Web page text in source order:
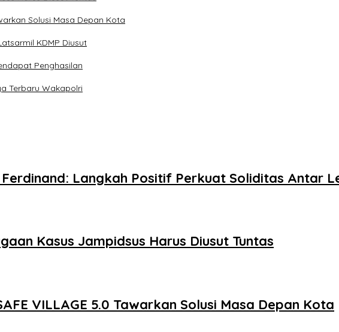
Solusi Masa Depan Kota
KDMP Diusut
Penghasilan
Terbaru Wakapolri
Langkah Positif Perkuat Soliditas Antar
Kasus Jampidsus Harus Diusut Tuntas
VILLAGE 5.0 Tawarkan Solusi Masa Depan Kota